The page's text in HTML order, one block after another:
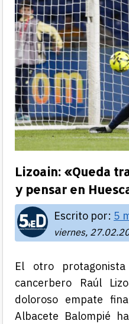
Lizoain: «Queda
y pensar en
Escrito por: 5
viernes,
El otro
cancerbero Raúl
doloroso empate
Albacete Balompié